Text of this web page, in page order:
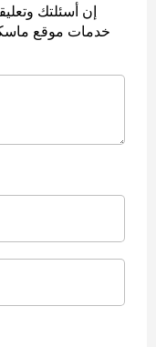
إن أسئلتك
خدمات موقع